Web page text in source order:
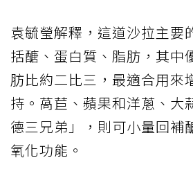
袁毓瑩解釋，這道沙拉主要
括醣、蛋白質、脂肪，其中
肪比約二比三，最適合用來
持。萵苣、蘋果和洋蔥、大
德三兄弟」，則可小量回補
氧化功能。